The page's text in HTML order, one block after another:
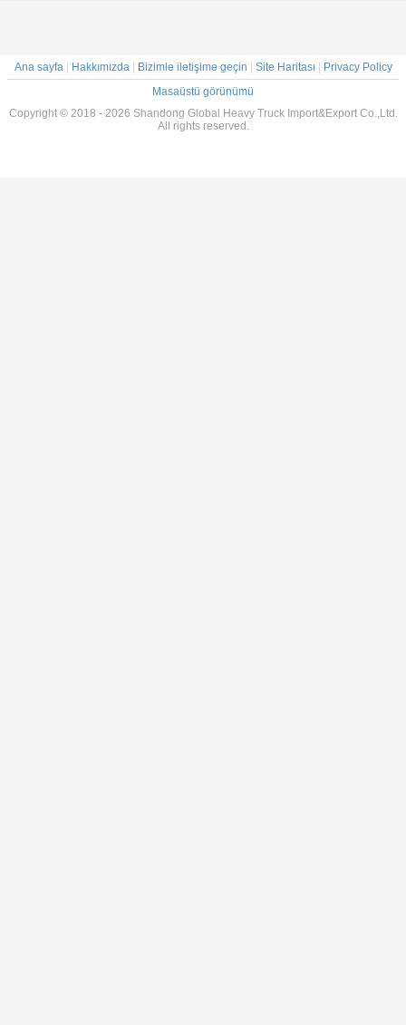
Ana sayfa| Hakkımızda| Bizimle iletişime geçin Site Haritası|
Privacy Policy
Masaüstü görünümü
Copyright © 2018 - 2026 Shandong Global Heavy Truck Import&Export Co.,Ltd.
All rights reserved.